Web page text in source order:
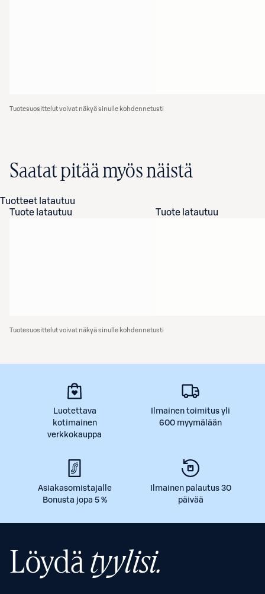
Tuotesuosittelut voivat näkyä sinulle kohdennetusti
Saatat pitää myös näistä
Tuotteet latautuu
Tuote latautuu
Tuote latautuu
Tuotesuosittelut voivat näkyä sinulle kohdennetusti
Luotettava
kotimainen
verkkokauppa
Ilmainen toimitus yli
600 myymälään
Asiakasomistajalle
Bonusta jopa 5 %
Ilmainen palautus 30
päivää
Löydätyylisi.